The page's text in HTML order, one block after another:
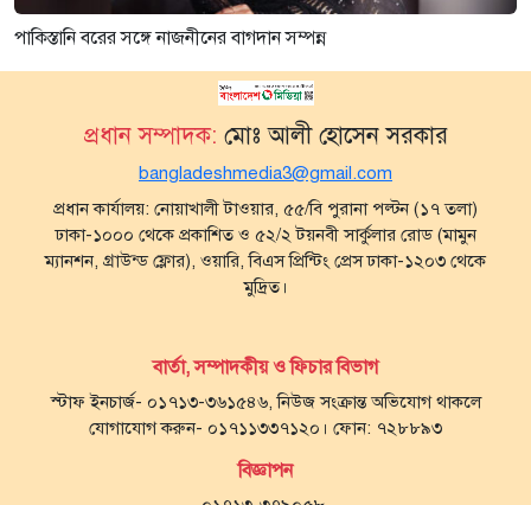
পাকিস্তানি বরের সঙ্গে নাজনীনের বাগদান সম্পন্ন
প্রধান সম্পাদক: মোঃ আলী হোসেন সরকার
bangladeshmedia3@gmail.com
প্রধান কার্যালয়: নোয়াখালী টাওয়ার, ৫৫/বি পুরানা পল্টন (১৭ তলা)
ঢাকা-১০০০ থেকে প্রকাশিত ও ৫২/২ টয়নবী সার্কুলার রোড (মামুন
ম্যানশন, গ্রাউন্ড ফ্লোর), ওয়ারি, বিএস প্রিন্টিং প্রেস ঢাকা-১২০৩ থেকে
মুদ্রিত।
বার্তা, সম্পাদকীয় ও ফিচার বিভাগ
স্টাফ ইনচার্জ- ০১৭১৩-৩৬১৫৪৬, নিউজ সংক্রান্ত অভিযোগ থাকলে
যোগাযোগ করুন- ০১৭১১৩৩৭১২০। ফোন: ৭২৮৮৯৩
বিজ্ঞাপন